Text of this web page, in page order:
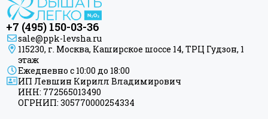
+7 (495) 150-03-36
sale@ppk-levsha.ru
115230, г. Москва, Каширское шоссе 14, ТРЦ Гудзон, 1
этаж
Ежедневно с 10:00 до 18:00
ИП Левшин Кирилл Владимирович
ИНН: 772565013490
ОГРНИП: 305770000254334